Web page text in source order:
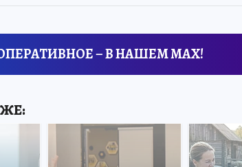
– В НАШЕМ MAX!